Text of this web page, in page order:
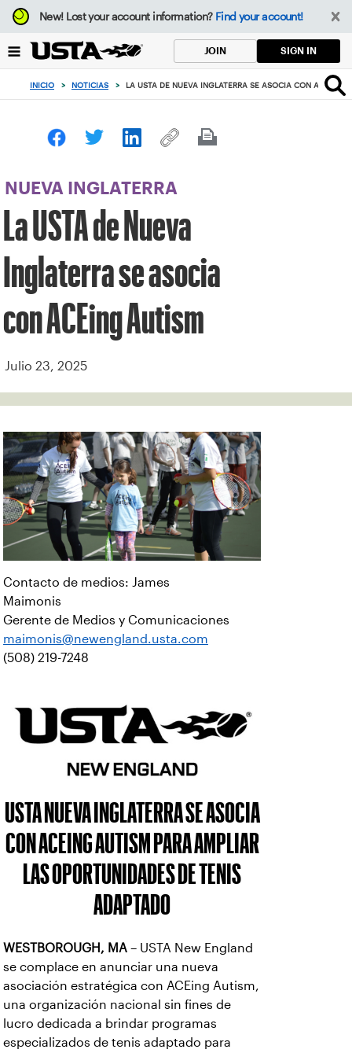
Enfoque
desde
botón
volver
principio
New!Lost your account information? Find your account!
JOIN SIGN IN
INICIO > NOTICIAS > LA USTA DE NUEVA INGLATERRA SE ASOCIA CON ACEING
NUEVA INGLATERRA
La USTA de Nueva
Inglaterra se asocia
con ACEing Autism
Julio 23, 2025
Contacto de medios: James
Maimonis
Gerente de Medios y Comunicaciones
maimonis@newengland.usta.com
(508) 219-7248
USTA NUEVA INGLATERRA SE ASOCIA
CON ACEING AUTISM PARA AMPLIAR
LAS OPORTUNIDADES DE TENIS
ADAPTADO
WESTBOROUGH, MA – USTA New England
se complace en anunciar una nueva
asociación estratégica con ACEing Autism,
una organización nacional sin fines de
lucro dedicada a brindar programas
especializados de tenis adaptado para